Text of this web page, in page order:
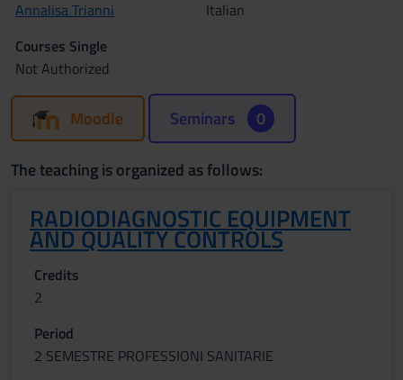
Annalisa Trianni
Italian
Courses Single
Not Authorized
Moodle Seminars 0
The teaching is organized as follows:
RADIODIAGNOSTIC EQUIPMENT
AND QUALITY CONTROLS
Credits
2
Period
2 SEMESTRE PROFESSIONI SANITARIE